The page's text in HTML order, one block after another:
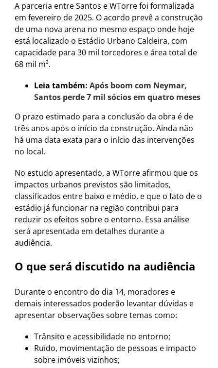
A parceria entre Santos e WTorre foi formalizada
em fevereiro de 2025. O acordo prevê a construção
de uma nova arena no mesmo espaço onde hoje
está localizado o Estádio Urbano Caldeira, com
capacidade para 30 mil torcedores e área total de
68 mil m².
Leia também: Após boom com Neymar,
Santos perde 7 mil sócios em quatro meses
O prazo estimado para a conclusão da obra é de
três anos após o início da construção. Ainda não
há uma data exata para o início das intervenções
no local.
No estudo apresentado, a WTorre afirmou que os
impactos urbanos previstos são limitados,
classificados entre baixo e médio, e que o fato de o
estádio já funcionar na região contribui para
reduzir os efeitos sobre o entorno. Essa análise
será apresentada em detalhes durante a
audiência.
O que será discutido na audiência
Durante o encontro do dia 14, moradores e
demais interessados poderão levantar dúvidas e
apresentar observações sobre temas como:
Trânsito e acessibilidade no entorno;
Ruído, movimentação de pessoas e impacto
sobre imóveis vizinhos;